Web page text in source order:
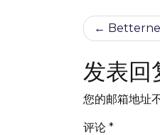
文
章
导
航
Betternet
发表回
您的邮箱地址
评论 *